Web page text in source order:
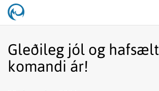
Gleðileg jól og hafsælt
komandi ár!